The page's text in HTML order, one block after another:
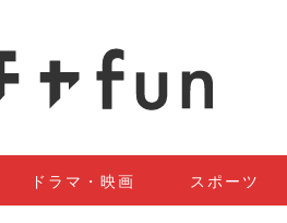
ドラマ・映画 スポーツ